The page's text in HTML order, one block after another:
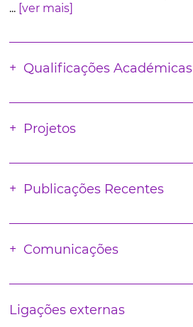
... [ver mais]
Qualificações Académicas
Projetos
Publicações Recentes
Comunicações
Ligações externas